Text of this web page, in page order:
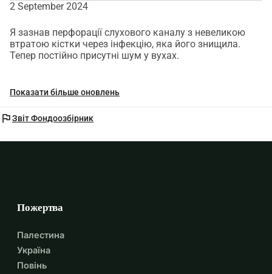
2 September 2024
Я зазнав перфорації слухового каналу з невеликою
втратою кістки через інфекцію, яка його знищила.
Тепер постійно присутні шум у вухах.
Показати більше оновлень
flagЗвіт Фондоозбірник
Пожертва
Палестина
Україна
Повінь